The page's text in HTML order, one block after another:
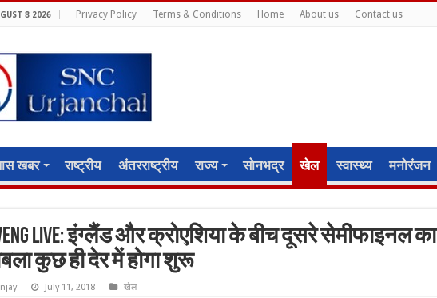
8 2026 Privacy Policy Terms & Conditions Home About us Contact us
खबर राष्ट्रीय अंतरराष्ट्रीय राज्य सोनभद्र खेल स्वास्थ्य मनोरंजन
Live: इंग्लैंड और क्रोएशिया के बीच दूसरे सेमीफाइनल का
कुछ ही देर में होगा शुरू
July 11, 2018 खेल